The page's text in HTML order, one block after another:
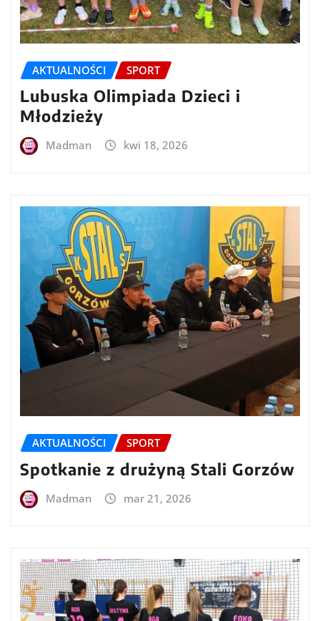
AKTUALNOŚCI SPORT
Lubuska Olimpiada Dzieci i
Młodzieży
Madman kwi 18, 2026
AKTUALNOŚCI SPORT
Spotkanie z drużyną Stali Gorzów
Madman mar 21, 2026